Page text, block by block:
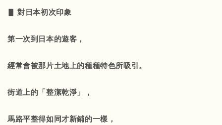
▋ 對日本初次印象
第一次到日本的遊客，
經常會被那片土地上的種種特色所吸引。
街道上的「整潔乾淨」，
馬路平整得如同才新鋪的一樣，